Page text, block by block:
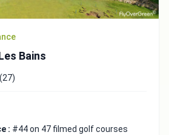
Bains
: #44 on 47 filmed golf courses